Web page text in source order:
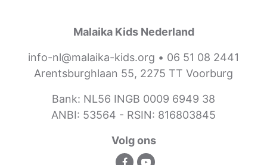
Malaika Kids Nederland
info-nl@malaika-kids.org • 06 51 08 2441
Arentsburghlaan 55, 2275 TT Voorburg
Bank: NL56 INGB 0009 6949 38
ANBI: 53564 - RSIN: 816803845
Volg ons